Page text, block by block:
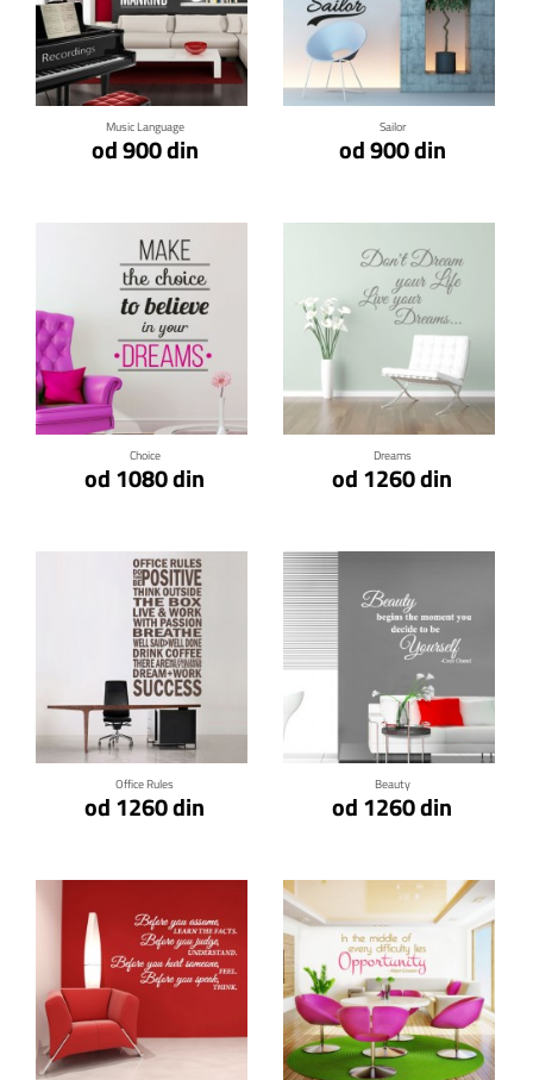
Music Language
od 900 din
Klikni za detalje
Sailor
od 900 din
Klikni za detalje
Choice
od 1080 din
Klikni za detalje
Dreams
od 1260 din
Klikni za detalje
Office Rules
od 1260 din
Klikni za detalje
Beauty
od 1260 din
Klikni za detalje
Klikni za detalje Klikni za detalje